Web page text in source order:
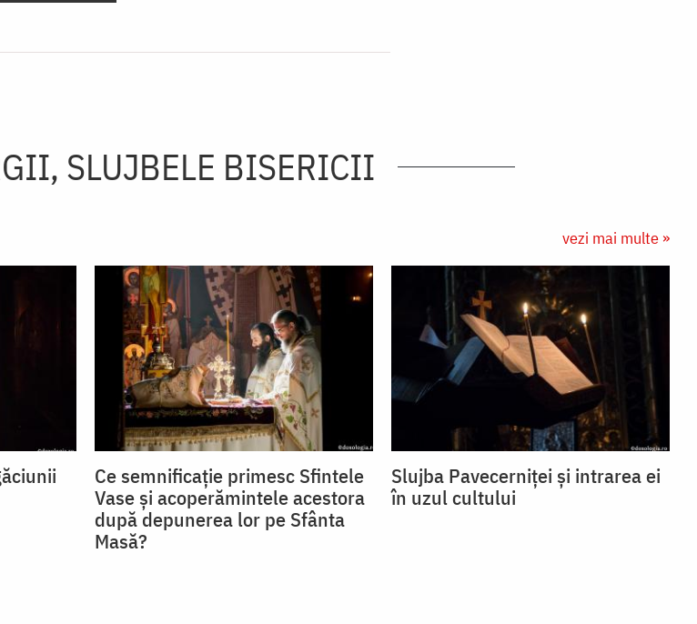
SLUJBELE BISERICII
vezi mai multe »
Ce semnificație primesc Sfintele
Vase și acoperămintele acestora
după depunerea lor pe Sfânta
Masă?
Slujba Pavecerniței și intrarea ei
în uzul cultului